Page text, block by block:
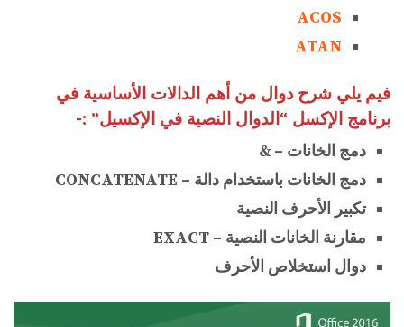
ACOS
ATAN
فيم يلي شرح دوال من أهم الدالات الأساسية في
برنامج الإكسل “الدوال النصية في الإكسيل” :-
دمج الخانات – &
دمج الخانات باستخدام دالة – CONCATENATE
تكبير الأحرف النصية
مقارنة الخانات النصية – EXACT
دوال استخلاص الأحرف